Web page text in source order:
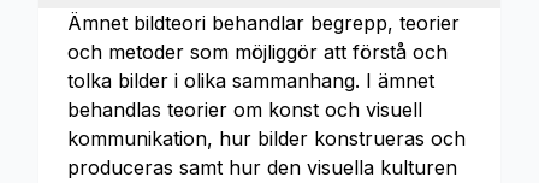
Ämnet bildteori behandlar begrepp, teorier
och metoder som möjliggör att förstå och
tolka bilder i olika sammanhang. I ämnet
behandlas teorier om konst och visuell
kommunikation, hur bilder konstrueras och
produceras samt hur den visuella kulturen